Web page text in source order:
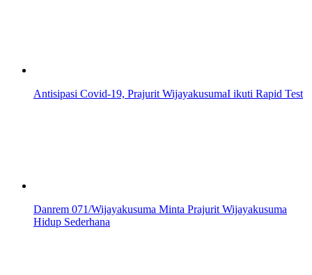
Antisipasi Covid-19, Prajurit WijayakusumaI ikuti Rapid Test
Danrem 071/Wijayakusuma Minta Prajurit Wijayakusuma
Hidup Sederhana